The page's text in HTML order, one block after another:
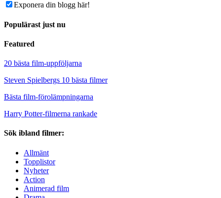
Exponera din blogg här!
Populärast just nu
Featured
20 bästa film-uppföljarna
Steven Spielbergs 10 bästa filmer
Bästa film-förolämpningarna
Harry Potter-filmerna rankade
Sök ibland filmer:
Allmänt
Topplistor
Nyheter
Action
Animerad film